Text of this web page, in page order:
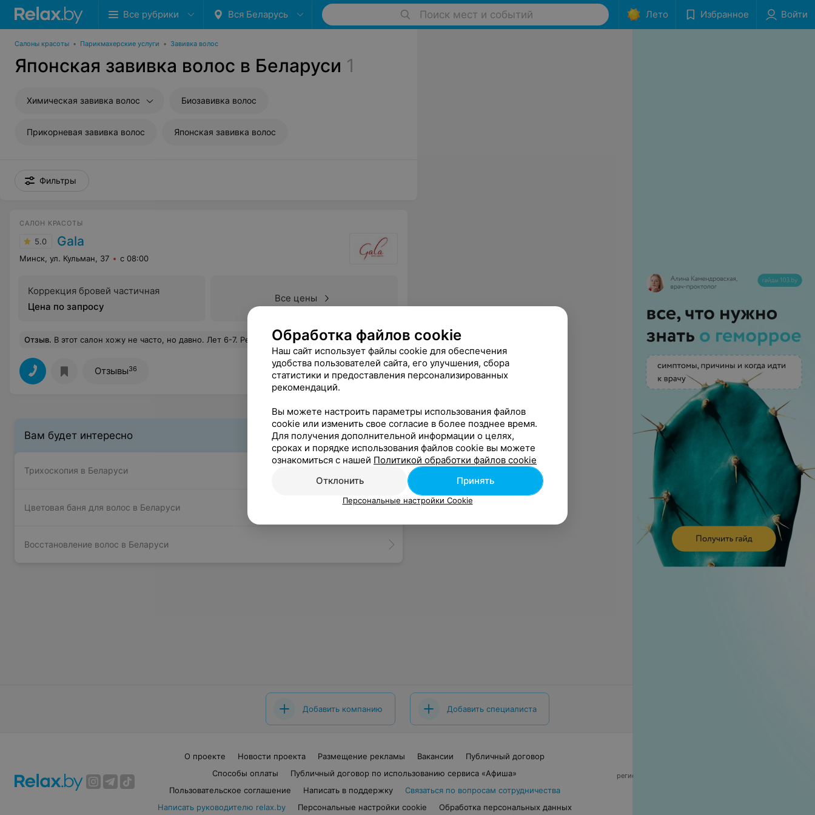
Все рубрики Вся Беларусь Поиск мест и событий Лето Избранное Войти
Салоны красоты • Парикмахерские услуги • Завивка волос
Японская завивка волос в Беларуси 1
Химическая завивка волос Биозавивка волос
Прикорневая завивка волос Японская завивка волос
Фильтры
САЛОН КРАСОТЫ
5.0 Gala
Минск, ул. Кульман, 37 с 08:00
Коррекция бровей частичная
Цена по запросу
Все цены
Отзыв. В этот салон хожу не часто, но давно. Лет 6-7. Решила написать отзыв. Итак, администраторы, вдруг начали разговаривать со мной на ТЫ, чай кофе мне не предлагают уже года 2, тк я "своя", при мне могут жевать, кушать и даже не поздороваются при встрече. В кабинете в связи с ремонтом был бардак конкретно у Нади, делала маникюр, шилаком, удаляла очень не аккуратно и больно задевая кожу, при этом ворча что у меня OPI надо предупреждать и вообще сейчас посмотрим может ничего не получится. Злая, недовольная.... При расчете-сарказм от маникюрши. При этом ожидающие посетители оторвали головы от своих журнальчиков и вопросительно посмотрели на меня. Надежда, оставляйте дома плохое настроение или мне лично скажите. Я промолчала и ушла. Мой дорогой супруг делал депиляцию ног, посчитали почему-то ноги+бикини! какое бикини, если он не снимал(извините) трусикоффф. Ок. Сегодня муж приехал подстричься, запись на 14, в 14.30 он ушел тк не дождался своего мастера. Хотя парикмахеры и мужские и женские мне нравятся. Еще
Отзывы36
Вам будет интересно
Трихоскопия в Беларуси
Цветовая баня для волос в Беларуси
Восстановление волос в Беларуси
Добавить компанию Добавить специалиста
О проекте Новости проекта Размещение рекламы Вакансии
Публичный договор
Способы оплаты
Публичный договор по использованию сервиса «Афиша»
Пользовательское соглашение
Написать в поддержку
Связаться по вопросам сотрудничества
Написать руководителю relax.by
Персональные настройки cookie Обработка персональных данных
регистрирующий орган - Минский горисполком
Обработка файлов cookie
Наш сайт использует файлы cookie для обеспечения
удобства пользователей сайта, его улучшения, сбора
статистики и предоставления персонализированных
рекомендаций.
Вы можете настроить параметры использования файлов
cookie или изменить свое согласие в более позднее время.
Для получения дополнительной информации о целях,
сроках и порядке использования файлов cookie вы можете
ознакомиться с нашей Политикой обработки файлов cookie
Отклонить
Принять
Персональные настройки Cookie